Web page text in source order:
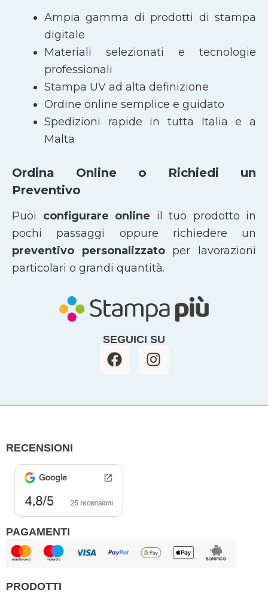
Ampia gamma di prodotti di stampa
digitale
Materiali selezionati e tecnologie
professionali
Stampa UV ad alta definizione
Ordine online semplice e guidato
Spedizioni rapide in tutta Italia e a
Malta
Ordina Online o Richiedi un
Preventivo
Puoi configurare online il tuo prodotto in
pochi passaggi oppure richiedere un
preventivo personalizzatoper lavorazioni
particolari o grandi quantità.
SEGUICI SU
F
a
b
I
n
a
RECENSIONI
PAGAMENTI
PRODOTTI